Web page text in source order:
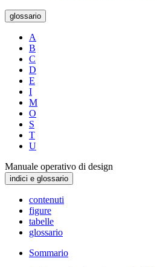
glossario
A
B
C
D
E
I
M
O
S
T
U
Manuale operativo di design
indici e glossario
contenuti
figure
tabelle
glossario
Sommario